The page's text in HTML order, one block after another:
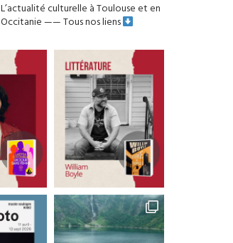
L’actualité culturelle à Toulouse et en
Occitanie——Tous nos liens